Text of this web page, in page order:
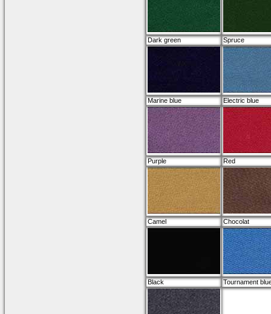
Dark green Spruce
Marine blue Electric blue
Purple Red
Camel Chocolat
Black Tournament